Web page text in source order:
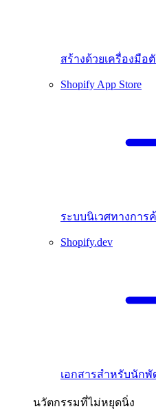
สร้างด้วยเครื่องมือ
Shopify App Store
ระบบนิเวศทางกา
Shopify.dev
เอกสารสำหรับนัก
นวัตกรรมที่ไม่หยุดนิ่ง